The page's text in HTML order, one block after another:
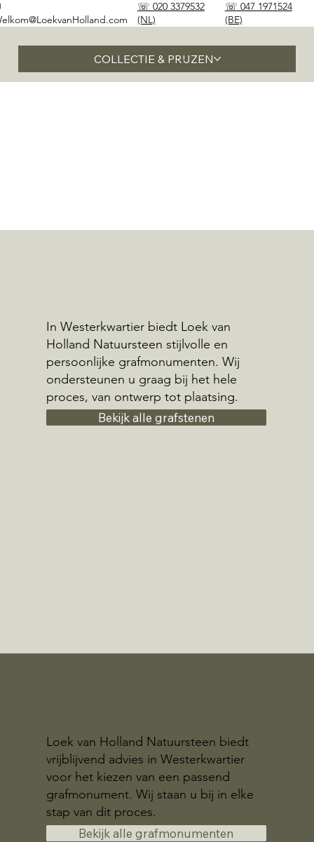
COLLECTIE & PRIJZEN
☏ 020 3379532
(NL)
☏ 047 1971524
(BE)
In Westerkwartier biedt Loek van
Holland Natuursteen stijlvolle en
persoonlijke grafmonumenten. Wij
ondersteunen u graag bij het hele
proces, van ontwerp tot plaatsing.
Bekijk alle grafstenen
Loek van Holland Natuursteen biedt
vrijblijvend advies in Westerkwartier
voor het kiezen van een passend
grafmonument. Wij staan u bij in elke
stap van dit proces.
Bekijk alle grafmonumenten